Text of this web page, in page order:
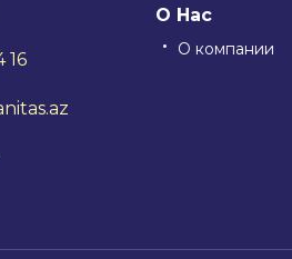
16
О Нас
О компании